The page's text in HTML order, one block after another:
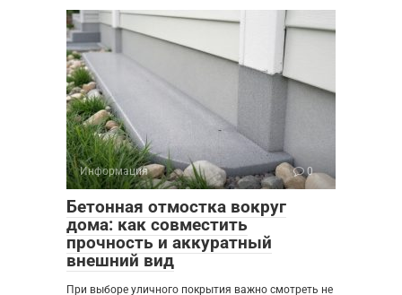
Информация 0
Бетонная отмостка вокруг
дома: как совместить
прочность и аккуратный
внешний вид
При выборе уличного покрытия важно смотреть не